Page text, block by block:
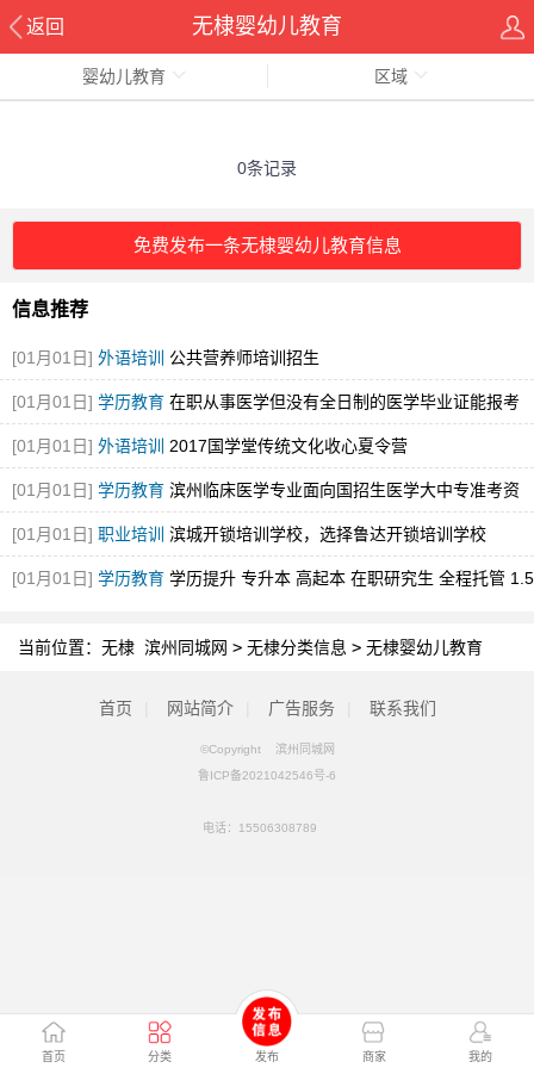
返回 无棣婴幼儿教育
首页 分类 发布 商家 我的
婴幼儿教育 区域
0条记录
免费发布一条无棣婴幼儿教育信息
信息推荐
[01月01日] 外语培训 公共营养师培训招生
[01月01日] 学历教育 在职从事医学但没有全日制的医学毕业证能报考
执业医师
[01月01日] 外语培训 2017国学堂传统文化收心夏令营
[01月01日] 学历教育 滨州临床医学专业面向国招生医学大中专准考资
格证
[01月01日] 职业培训 滨城开锁培训学校，选择鲁达开锁培训学校
[01月01日] 学历教育 学历提升 专升本 高起本 在职研究生 全程托管 1.5
当前位置： 无棣 滨州同城网 > 无棣分类信息 > 无棣婴幼儿教育
首页 网站简介 广告服务 联系我们
©Copyright 滨州同城网
鲁ICP备2021042546号-6
电话： 15506308789